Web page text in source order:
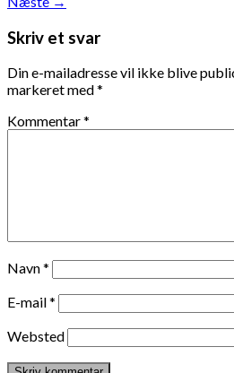
Skriv et svar
Din e-mailadresse vil ikke blive
markeret med*
Kommentar*
Navn*
E-mail*
Websted